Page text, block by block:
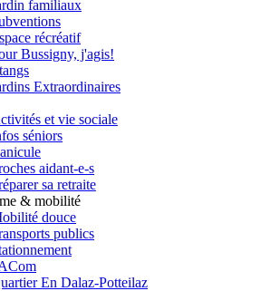
familiaux
récréatif
Bussigny, j'agis!
Extraordinaires
et vie sociale
séniors
aidant-e-s
sa retraite
& mobilité
douce
publics
En Dalaz-Potteilaz